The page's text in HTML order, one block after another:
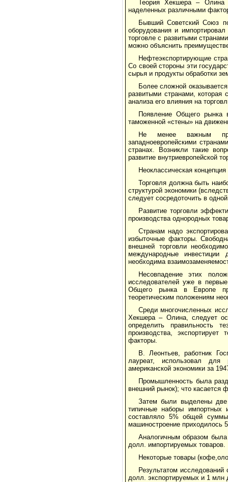
Теория Хекшера – Олина
наделенных различными
Бывший Советский Союз
оборудования и
торговле с развитыми
можно объяснить
Нефтеэкспортирующие
Со своей стороны эти
сырья и продукты обработки
Более сложной
развитыми странами, которая
анализа его влияния на
Появление Общего рынка
таможенной «стены» на
Не менее важным
западноевропейскими
странах. Возникли такие
развитие внутриевропейской
Неоклассическая
Торговля должна быть
структурой экономики
следует сосредоточить в
Развитие торговли
производства однородных
Странам надо
избыточные факторы.
внешней торговли
международные инвестиции
необходима
Несовпадение этих
исследователей уже в
Общего рынка в Европе
теоретическим положениям
Среди многочисленных
Хекшера – Олина, следует
определить правильность
производства,
факторы.
В. Леонтьев, работник
лауреат, использовал для
американской экономики за
Промышленность была
внешний рынок); что касается
Затем были выделены
типичные наборы импортных
составляло 5% общей
машиностроение
Аналогичным образом
долл. импортируемых товаров.
Некоторые товары
Результатом
долл. экспортируемых и 1 млн